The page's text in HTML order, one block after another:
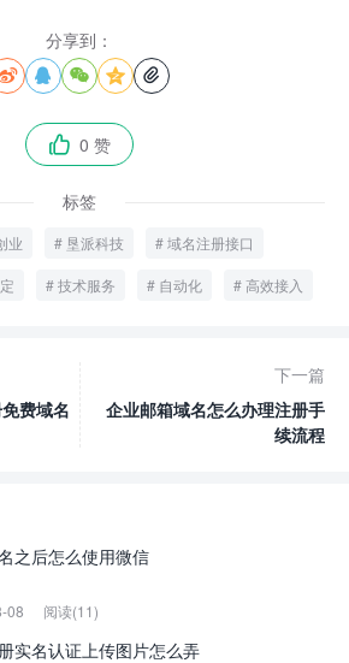
分享到：
   
 0 赞
标签
业 垦派科技 域名注册接口
技术服务 自动化 高效接入
费域名
下一篇
企业邮箱域名怎么办理注册手
续流程
之后怎么使用微信
08 阅读(11)
实名认证上传图片怎么弄